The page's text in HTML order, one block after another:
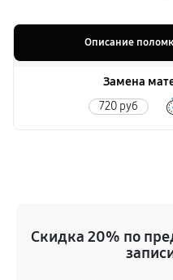
Описание
Замена
720 руб
Скидка 20% по